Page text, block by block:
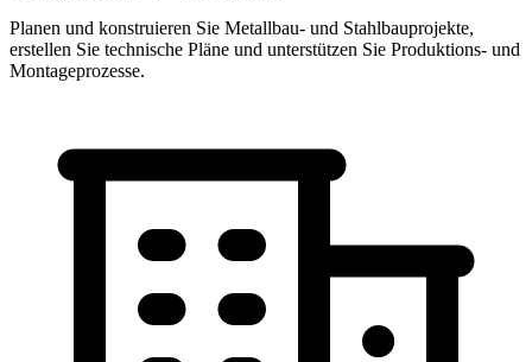
Planen und konstruieren Sie Metallbau- und Stahlbauprojekte,
erstellen Sie technische Pläne und unterstützen Sie Produktions- und
Montageprozesse.